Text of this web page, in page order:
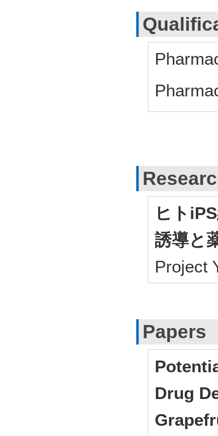
ヒト
誘導と
Project
Papers
Drug